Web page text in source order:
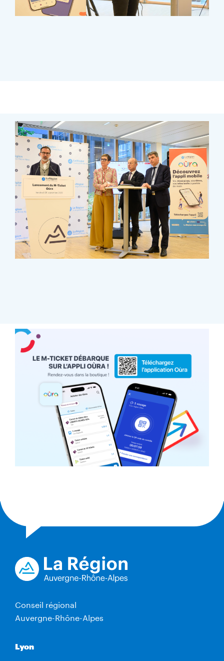
Conseil régional
Auvergne-Rhône-Alpes
Lyon